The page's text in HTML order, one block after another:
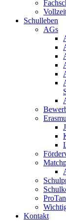
Schulleben
AGs
Kontakt